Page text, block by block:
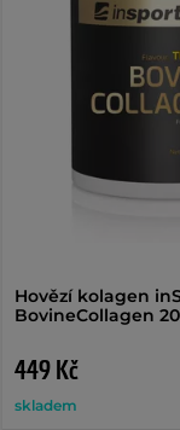
Hovězí kolagen
BovineCollagen
449 Kč
skladem